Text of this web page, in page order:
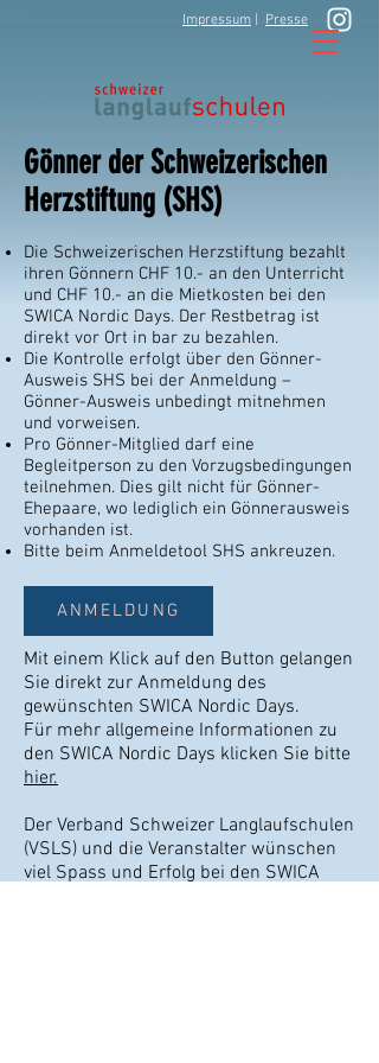
Impressum Presse
Gönner der Schweizerischen
Herzstiftung (SHS)
Die Schweizerischen Herzstiftung bezahlt
ihren Gönnern CHF 10.- an den Unterricht
und CHF 10.- an die Mietkosten bei den
SWICA Nordic Days. Der Restbetrag ist
direkt vor Ort in bar zu bezahlen.
Die Kontrolle erfolgt über den Gönner-
Ausweis SHS bei der Anmeldung –
Gönner-Ausweis unbedingt mitnehmen
und vorweisen.
Pro Gönner-Mitglied darf eine
Begleitperson zu den Vorzugsbedingungen
teilnehmen. Dies gilt nicht für Gönner-
Ehepaare, wo lediglich ein Gönnerausweis
vorhanden ist.
Bitte beim Anmeldetool SHS ankreuzen.
ANMELDUNG
Mit einem Klick auf den Button gelangen
Sie direkt zur Anmeldung des
gewünschten SWICA Nordic Days.
Für mehr allgemeine Informationen zu
den SWICA Nordic Days klicken Sie bitte
hier.
Der Verband Schweizer Langlaufschulen
(VSLS) und die Veranstalter wünschen
viel Spass und Erfolg bei den SWICA